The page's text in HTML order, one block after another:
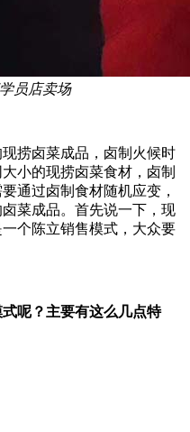
员店卖场
捞卤菜成品，卤制火候时
小的现捞卤菜食材，卤制
通过卤制食材随机应变，
菜成品。首先说一下，现
个陈立销售模式，大众要
呢？主要有这么几点特